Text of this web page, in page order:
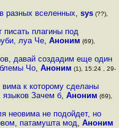
разных вселенных,sys (??),
писать плагины под
луа Че,Аноним (69),
давай создадим еще один
Чо, Аноним (1), 15:24 , 29-
вима к которому сделаны
языков Зачем б, Аноним (69),
неовима не подойдет, но
патамушта мод,Аноним